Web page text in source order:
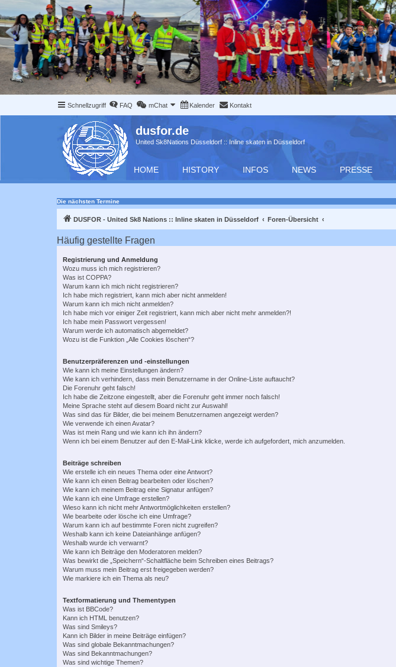
Schnellzugriff FAQ mChat Kalender Kontakt
dusfor.de
United Sk8Nations Düsseldorf :: Inline skaten in Düsseldorf
HOME HISTORY INFOS NEWS PRESSE
Die nächsten Termine
DUSFOR - United Sk8 Nations :: Inline skaten in Düsseldorf Foren-Übersicht
Häufig gestellte Fragen
Registrierung und Anmeldung
Wozu muss ich mich registrieren?
Was ist COPPA?
Warum kann ich mich nicht registrieren?
Ich habe mich registriert, kann mich aber nicht anmelden!
Warum kann ich mich nicht anmelden?
Ich habe mich vor einiger Zeit registriert, kann mich aber nicht mehr anmelden?!
Ich habe mein Passwort vergessen!
Warum werde ich automatisch abgemeldet?
Wozu ist die Funktion „Alle Cookies löschen“?
Benutzerpräferenzen und -einstellungen
Wie kann ich meine Einstellungen ändern?
Wie kann ich verhindern, dass mein Benutzername in der Online-Liste auftaucht?
Die Forenuhr geht falsch!
Ich habe die Zeitzone eingestellt, aber die Forenuhr geht immer noch falsch!
Meine Sprache steht auf diesem Board nicht zur Auswahl!
Was sind das für Bilder, die bei meinem Benutzernamen angezeigt werden?
Wie verwende ich einen Avatar?
Was ist mein Rang und wie kann ich ihn ändern?
Wenn ich bei einem Benutzer auf den E-Mail-Link klicke, werde ich aufgefordert, mich anzumelden.
Beiträge schreiben
Wie erstelle ich ein neues Thema oder eine Antwort?
Wie kann ich einen Beitrag bearbeiten oder löschen?
Wie kann ich meinem Beitrag eine Signatur anfügen?
Wie kann ich eine Umfrage erstellen?
Wieso kann ich nicht mehr Antwortmöglichkeiten erstellen?
Wie bearbeite oder lösche ich eine Umfrage?
Warum kann ich auf bestimmte Foren nicht zugreifen?
Weshalb kann ich keine Dateianhänge anfügen?
Weshalb wurde ich verwarnt?
Wie kann ich Beiträge den Moderatoren melden?
Was bewirkt die „Speichern“-Schaltfläche beim Schreiben eines Beitrags?
Warum muss mein Beitrag erst freigegeben werden?
Wie markiere ich ein Thema als neu?
Textformatierung und Thementypen
Was ist BBCode?
Kann ich HTML benutzen?
Was sind Smileys?
Kann ich Bilder in meine Beiträge einfügen?
Was sind globale Bekanntmachungen?
Was sind Bekanntmachungen?
Was sind wichtige Themen?